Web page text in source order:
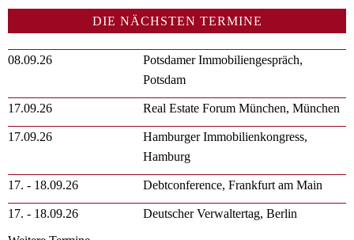
DIE NÄCHSTEN TERMINE
08.09.26
Potsdamer Immobiliengespräch,
Potsdam
17.09.26 Real Estate Forum München, München
17.09.26
Hamburger Immobilienkongress,
Hamburg
17. - 18.09.26 Debtconference, Frankfurt am Main
17. - 18.09.26
Deutscher Verwaltertag, Berlin